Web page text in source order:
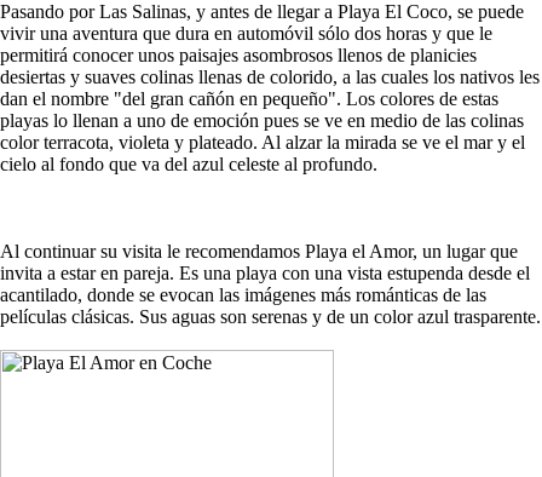
Pasando por Las Salinas, y antes de llegar a Playa El Coco, se puede
vivir una aventura que dura en automóvil sólo dos horas y que le
permitirá conocer unos paisajes asombrosos llenos de planicies
desiertas y suaves colinas llenas de colorido, a las cuales los nativos les
dan el nombre "del gran cañón en pequeño". Los colores de estas
playas lo llenan a uno de emoción pues se ve en medio de las colinas
color terracota, violeta y plateado. Al alzar la mirada se ve el mar y el
cielo al fondo que va del azul celeste al profundo.
Al continuar su visita le recomendamos Playa el Amor, un lugar que
invita a estar en pareja. Es una playa con una vista estupenda desde el
acantilado, donde se evocan las imágenes más románticas de las
películas clásicas. Sus aguas son serenas y de un color azul trasparente.